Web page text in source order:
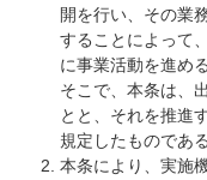
開を行い、その業
することによって
に事業活動を進め
そこで、本条は、
とと、それを推進
規定したものである
本条により、実施